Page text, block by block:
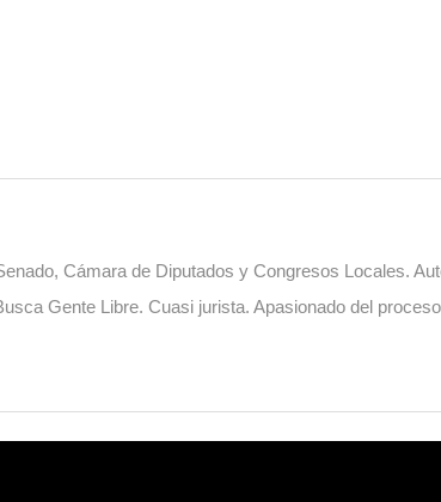
Cámara de Diputados y Congresos Locales.
Gente Libre. Cuasi jurista. Apasionado del